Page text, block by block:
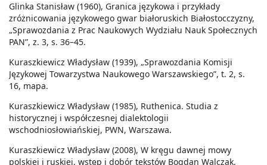
Glinka Stanisław (1960), Granica językowa i przykłady
zróżnicowania językowego gwar białoruskich Białostocczyzny,
„Sprawozdania z Prac Naukowych Wydziału Nauk Społecznych
PAN”, z. 3, s. 36–45.
Kuraszkiewicz Władysław (1939), „Sprawozdania Komisji
Językowej Towarzystwa Naukowego Warszawskiego”, t. 2, s.
16, mapa.
Kuraszkiewicz Władysław (1985), Ruthenica. Studia z
historycznej i współczesnej dialektologii
wschodniosłowiańskiej, PWN, Warszawa.
Kuraszkiewicz Władysław (2008), W kręgu dawnej mowy
polskiej i ruskiej, wstęp i dobór tekstów Bogdan Walczak,